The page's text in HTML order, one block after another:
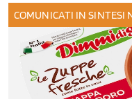
COMUNICATI IN SINTESI